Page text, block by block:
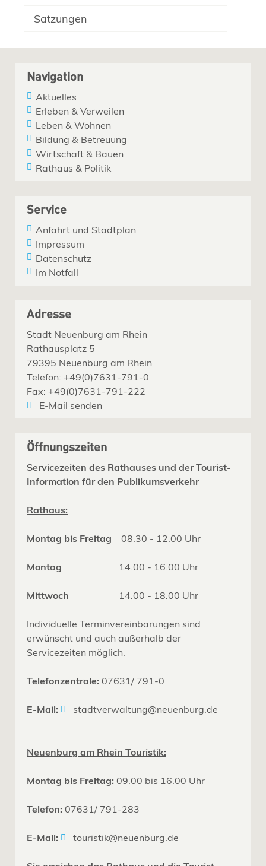
Satzungen
Navigation
Aktuelles
Erleben & Verweilen
Leben & Wohnen
Bildung & Betreuung
Wirtschaft & Bauen
Rathaus & Politik
Service
Anfahrt und Stadtplan
Impressum
Datenschutz
Im Notfall
Adresse
Stadt Neuenburg am Rhein
Rathausplatz 5
79395 Neuenburg am Rhein
Telefon: +49(0)7631-791-0
Fax: +49(0)7631-791-222
E-Mail senden
Öffnungszeiten
Servicezeiten des Rathauses und der Tourist-
Information für den Publikumsverkehr
Rathaus:
Montag bis Freitag 08.30 - 12.00 Uhr
Montag 14.00 - 16.00 Uhr
Mittwoch 14.00 - 18.00 Uhr
Individuelle Terminvereinbarungen sind
erwünscht und auch außerhalb der
Servicezeiten möglich.
Telefonzentrale: 07631/ 791-0
E-Mail: stadtverwaltung@neuenburg.de
Neuenburg am Rhein Touristik:
Montag bis Freitag: 09.00 bis 16.00 Uhr
Telefon: 07631/ 791-283
E-Mail: touristik@neuenburg.de